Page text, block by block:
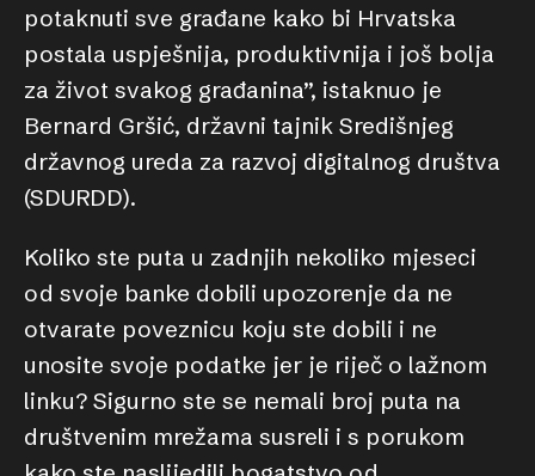
potaknuti sve građane kako bi Hrvatska
postala uspješnija, produktivnija i još bolja
za život svakog građanina”, istaknuo je
Bernard Gršić, državni tajnik Središnjeg
državnog ureda za razvoj digitalnog društva
(SDURDD).
Koliko ste puta u zadnjih nekoliko mjeseci
od svoje banke dobili upozorenje da ne
otvarate poveznicu koju ste dobili i ne
unosite svoje podatke jer je riječ o lažnom
linku? Sigurno ste se nemali broj puta na
društvenim mrežama susreli i s porukom